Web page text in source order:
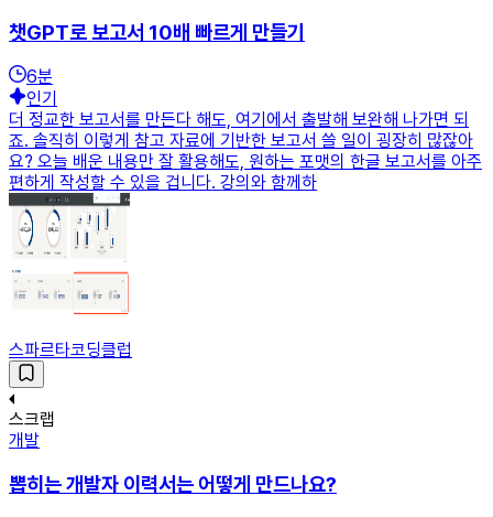
챗GPT로 보고서 10배 빠르게 만들기
6분
인기
더 정교한 보고서를 만든다 해도, 여기에서 출발해 보완해 나가면 되
죠. 솔직히 이렇게 참고 자료에 기반한 보고서 쓸 일이 굉장히 많잖아
요? 오늘 배운 내용만 잘 활용해도, 원하는 포맷의 한글 보고서를 아주
편하게 작성할 수 있을 겁니다. 강의와 함께하
스파르타코딩클럽
스크랩
개발
뽑히는 개발자 이력서는 어떻게 만드나요?